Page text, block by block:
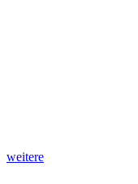
weitere